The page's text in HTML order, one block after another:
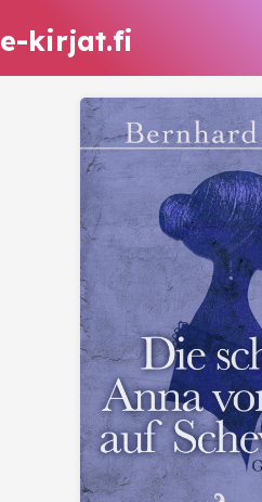
e-kirjat.fi